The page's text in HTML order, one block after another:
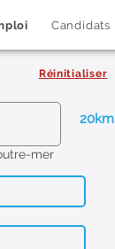
Candidats
Réinitialiser
20km
mer